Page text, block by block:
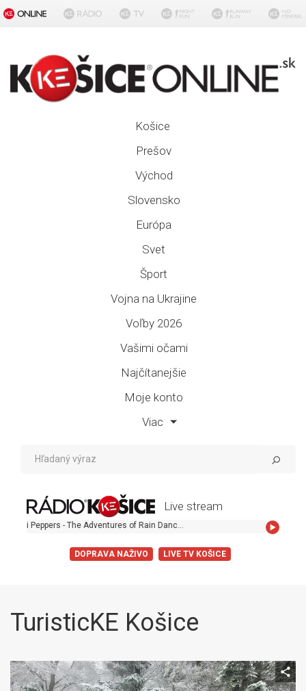
Košice
Prešov
Východ
Slovensko
Európa
Svet
Šport
Vojna na Ukrajine
Voľby 2026
Vašimi očami
Najčítanejšie
Moje konto
Viac
Live stream
Red Hot Chili Peppers - The Adventures of Rain Dance Maggie
DOPRAVA NAŽIVO LIVE TV KOŠICE
TuristicKE Košice